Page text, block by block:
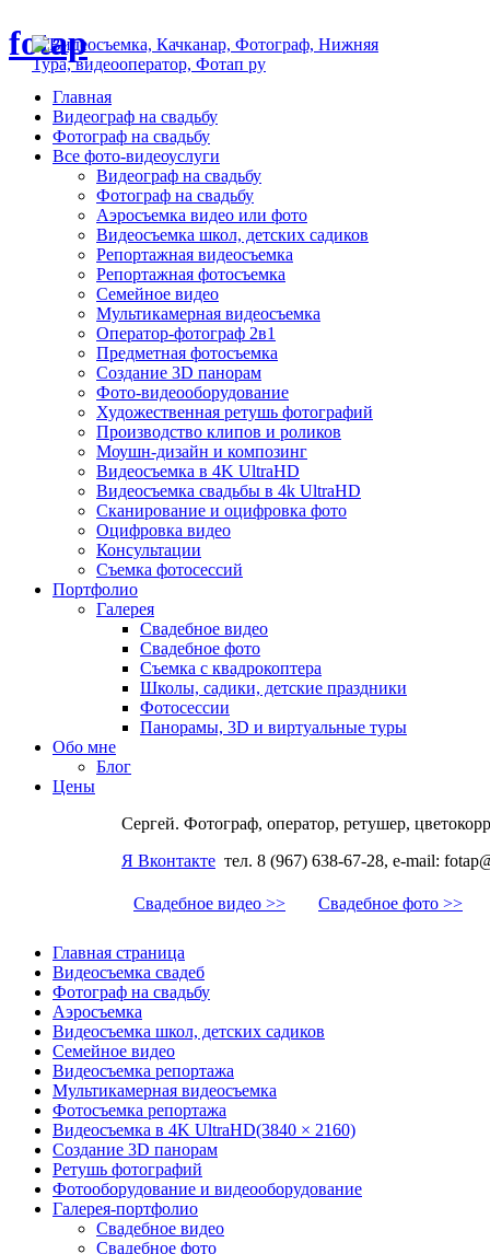
fotap
Главная
Видеограф на свадьбу
Фотограф на свадьбу
Все фото-видеоуслуги
Видеограф на свадьбу
Фотограф на свадьбу
Аэросъемка видео или фото
Видеосъемка школ, детских садиков
Репортажная видеосъемка
Репортажная фотосъемка
Семейное видео
Мультикамерная видеосъемка
Оператор-фотограф 2в1
Предметная фотосъемка
Создание 3D панорам
Фото-видеооборудование
Художественная ретушь фотографий
Производство клипов и роликов
Моушн-дизайн и композинг
Видеосъемка в 4K UltraHD
Видеосъемка свадьбы в 4k UltraHD
Сканирование и оцифровка фото
Оцифровка видео
Консультации
Съемка фотосессий
Портфолио
Галерея
Свадебное видео
Свадебное фото
Съемка с квадрокоптера
Школы, садики, детские праздники
Фотосессии
Панорамы, 3D и виртуальные туры
Обо мне
Блог
Цены
Сергей. Фотограф, оператор, ретушер,
Я Вконтакте тел. 8 (967) 638-67-28, e-mail:
Свадебное видео >> Свадебное фото >>
Главная страница
Видеосъемка свадеб
Фотограф на свадьбу
Аэросъемка
Видеосъемка школ, детских садиков
Семейное видео
Видеосъемка репортажа
Мультикамерная видеосъемка
Фотосъемка репортажа
Видеосъемка в 4K UltraHD(3840 × 2160)
Создание 3D панорам
Ретушь фотографий
Фотооборудование и видеооборудование
Галерея-портфолио
Свадебное видео
Свадебное фото